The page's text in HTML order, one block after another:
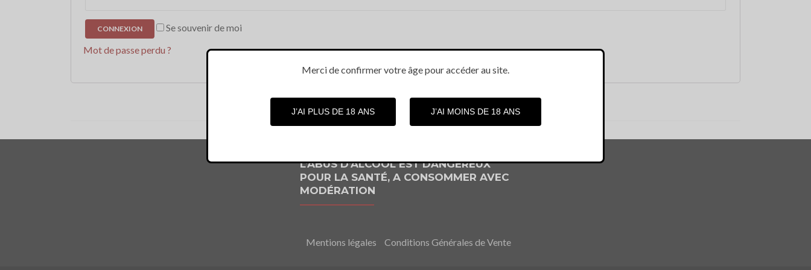
Se souvenir de moi
Mot de passe perdu ?
L’ABUS D’ALCOOL EST DANGEREUX
POUR LA SANTÉ, A CONSOMMER AVEC
MODÉRATION
Mentions légales Conditions Générales de Vente
Merci de confirmer votre âge pour accéder au site.